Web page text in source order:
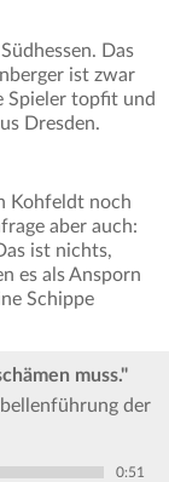
Das
ist zwar
Spieler topfit und
Dresden.
Kohfeldt noch
aber auch:
ist nichts,
es als Ansporn
Schippe
muss."
der
0:51